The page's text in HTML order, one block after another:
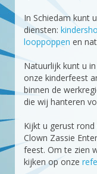
In Schiedam kunt
diensten:
looppoppen en
Natuurlijk kunt u
onze kinderfeest
binnen de
die wij hanteren
Kijkt u gerust
Clown Zassie
feest. Om te zien
kijken op onze